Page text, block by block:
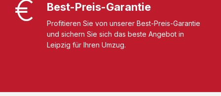
Best-Preis-Garantie
Profitieren Sie von unserer Best-Preis-Garantie
und sichern Sie sich das beste Angebot in
Leipzig für Ihren Umzug.